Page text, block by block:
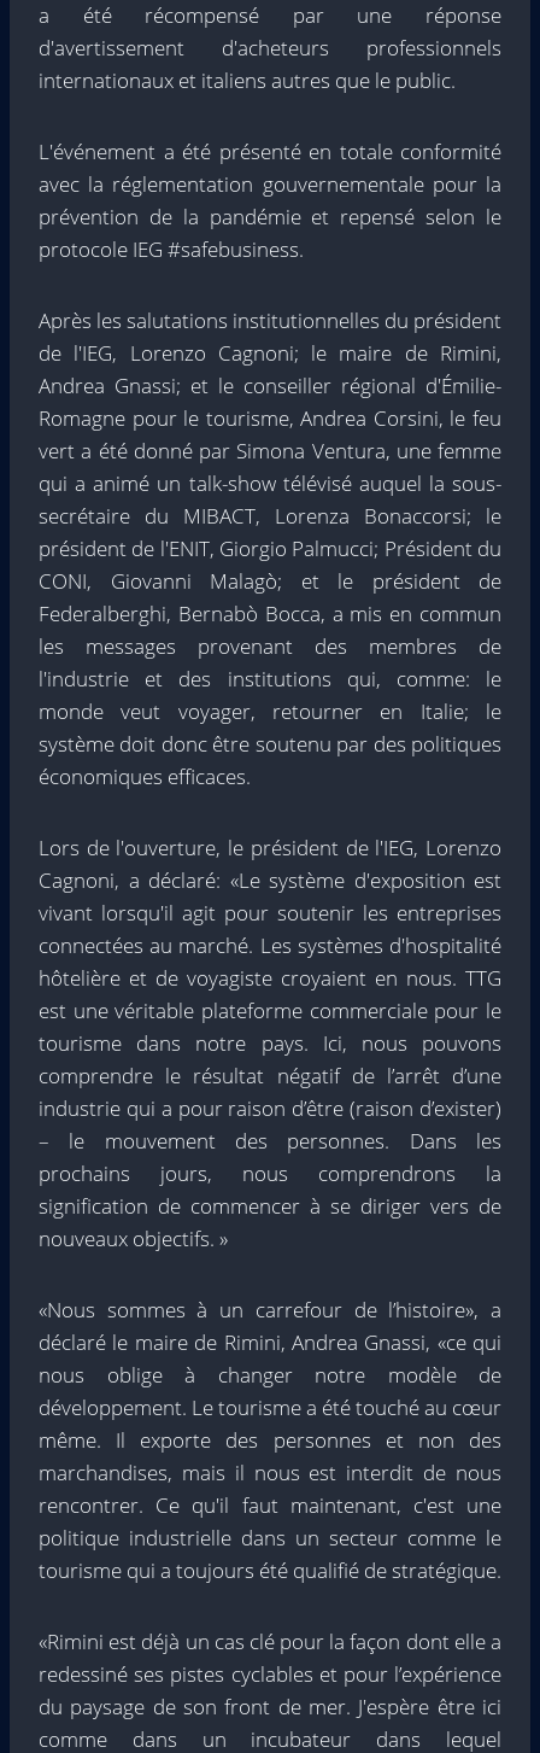
a été récompensé par une réponse
d'avertissement d'acheteurs professionnels
internationaux et italiens autres que le public.
L'événement a été présenté en totale conformité
avec la réglementation gouvernementale pour la
prévention de la pandémie et repensé selon le
protocole IEG #safebusiness.
Après les salutations institutionnelles du président
de l'IEG, Lorenzo Cagnoni; le maire de Rimini,
Andrea Gnassi; et le conseiller régional d'Émilie-
Romagne pour le tourisme, Andrea Corsini, le feu
vert a été donné par Simona Ventura, une femme
qui a animé un talk-show télévisé auquel la sous-
secrétaire du MIBACT, Lorenza Bonaccorsi; le
président de l'ENIT, Giorgio Palmucci; Président du
CONI, Giovanni Malagò; et le président de
Federalberghi, Bernabò Bocca, a mis en commun
les messages provenant des membres de
l'industrie et des institutions qui, comme: le
monde veut voyager, retourner en Italie; le
système doit donc être soutenu par des politiques
économiques efficaces.
Lors de l'ouverture, le président de l'IEG, Lorenzo
Cagnoni, a déclaré: «Le système d'exposition est
vivant lorsqu'il agit pour soutenir les entreprises
connectées au marché. Les systèmes d'hospitalité
hôtelière et de voyagiste croyaient en nous. TTG
est une véritable plateforme commerciale pour le
tourisme dans notre pays. Ici, nous pouvons
comprendre le résultat négatif de l’arrêt d’une
industrie qui a pour raison d’être (raison d’exister)
– le mouvement des personnes. Dans les
prochains jours, nous comprendrons la
signification de commencer à se diriger vers de
nouveaux objectifs. »
«Nous sommes à un carrefour de l’histoire», a
déclaré le maire de Rimini, Andrea Gnassi, «ce qui
nous oblige à changer notre modèle de
développement. Le tourisme a été touché au cœur
même. Il exporte des personnes et non des
marchandises, mais il nous est interdit de nous
rencontrer. Ce qu'il faut maintenant, c'est une
politique industrielle dans un secteur comme le
tourisme qui a toujours été qualifié de stratégique.
«Rimini est déjà un cas clé pour la façon dont elle a
redessiné ses pistes cyclables et pour l’expérience
du paysage de son front de mer. J'espère être ici
comme dans un incubateur dans lequel